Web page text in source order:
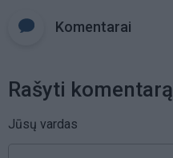
Komentarai
Rašyti komentarą
Jūsų vardas